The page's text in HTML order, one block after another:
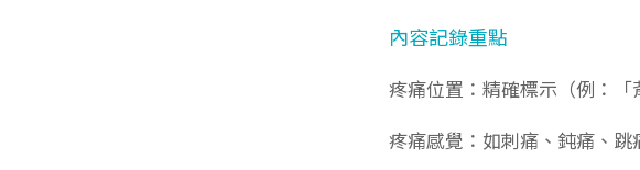
內容記錄重點
疼痛位置：精確標示（例：「
疼痛感覺：如刺痛、鈍痛、跳